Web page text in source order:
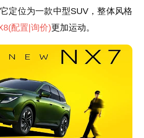
定位为一款中型SUV，整体风格
(配置|询价)更加运动。